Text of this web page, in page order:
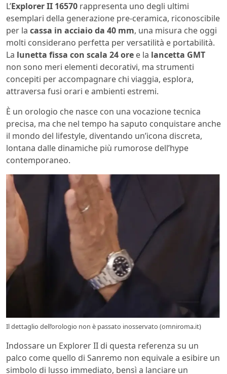
L’Explorer II 16570 rappresenta uno degli ultimi
esemplari della generazione pre-ceramica, riconoscibile
per la cassa in acciaio da 40 mm, una misura che oggi
molti considerano perfetta per versatilità e portabilità.
La lunetta fissa con scala 24 ore e la lancetta GMT
non sono meri elementi decorativi, ma strumenti
concepiti per accompagnare chi viaggia, esplora,
attraversa fusi orari e ambienti estremi.
È un orologio che nasce con una vocazione tecnica
precisa, ma che nel tempo ha saputo conquistare anche
il mondo del lifestyle, diventando un’icona discreta,
lontana dalle dinamiche più rumorose dell’hype
contemporaneo.
Il dettaglio dell’orologio non è passato inosservato (omniroma.it)
Indossare un Explorer II di questa referenza su un
palco come quello di Sanremo non equivale a esibire un
simbolo di lusso immediato, bensì a lanciare un